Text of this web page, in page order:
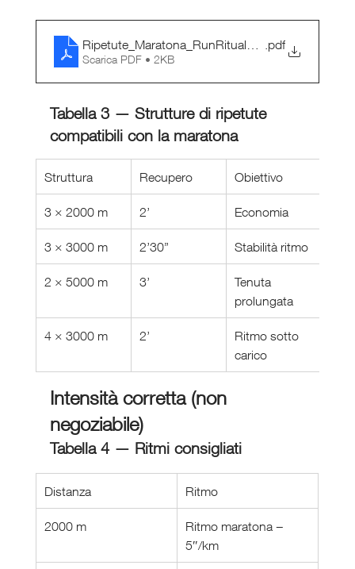
Ripetute_Maratona_RunRitual_Checklist
.pdf
Scarica PDF • 2KB
Tabella 3 — Strutture di ripetute
compatibili con la maratona
Struttura Recupero Obiettivo
3 × 2000 m 2’ Economia
3 × 3000 m 2’30” Stabilità ritmo
2 × 5000 m 3’
Tenuta
prolungata
4 × 3000 m 2’
Ritmo sotto
carico
Intensità corretta (non
negoziabile)
Tabella 4 — Ritmi consigliati
Distanza Ritmo
2000 m
Ritmo maratona −
5″/km